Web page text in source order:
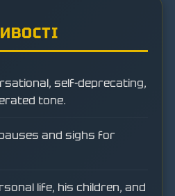
self-deprecating,
tone.
and sighs for
life, his children, and